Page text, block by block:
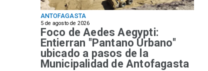
ANTOFAGASTA
5 de agosto de 2026
Foco de Aedes Aegypti:
Entierran "Pantano Urbano"
ubicado a pasos de la
Municipalidad de Antofagasta